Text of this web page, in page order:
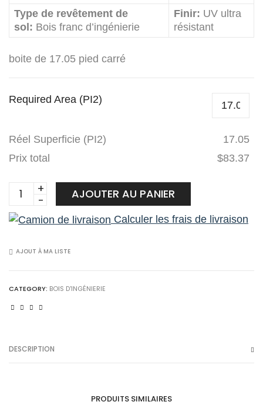
Type de revêtement de
sol: Bois franc d’ingénierie
Finir: UV ultra
résistant
boite de 17.05 pied carré
Required Area (PI2)
Réel Superficie (PI2)
17.05
Prix total
$83.37
PowerDekor
franc
Caryer
7055
AJOUTER AU PANIER
Calculer les frais de livraison
AJOUT À MA LISTE
CATEGORY: BOIS D'INGÉNIERIE
DESCRIPTION
PRODUITS SIMILAIRES